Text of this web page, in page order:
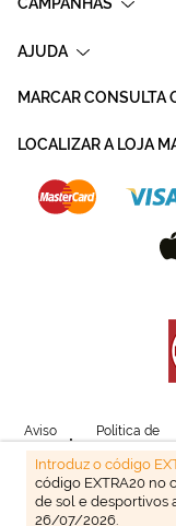
Introduz o código
código EXTRA20 no
de sol e desportivos
26/07/2026.
AJUDA
MARCAR CONSULTA
LOCALIZAR A LOJA
Aviso
Legal
Política de
Privacidade